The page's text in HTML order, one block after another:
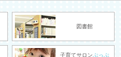
図書館
子育てサロンぷっぷ